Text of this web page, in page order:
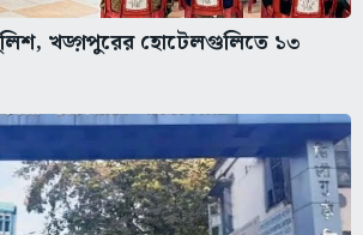
খড়্গপুরের হোটেলগুলিতে ১৩